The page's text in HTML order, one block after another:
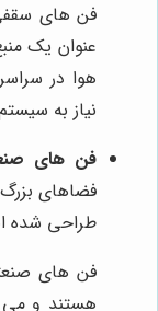
فن های
عنوان یک
هوا در
نیاز به
فن های
فضاهای بزرگ
طراحی شده
فن های
هستند و می